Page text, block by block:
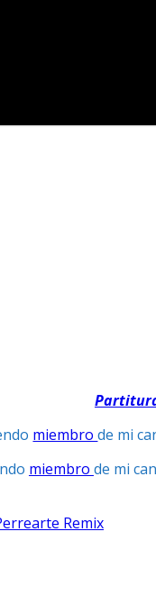
miembrode mi
miembro de mi
Remix